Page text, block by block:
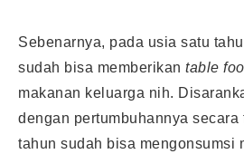
Sebenarnya, pada usia satu
sudah bisa memberikan table
makanan keluarga nih.
dengan pertumbuhannya
tahun sudah bisa mengonsumsi